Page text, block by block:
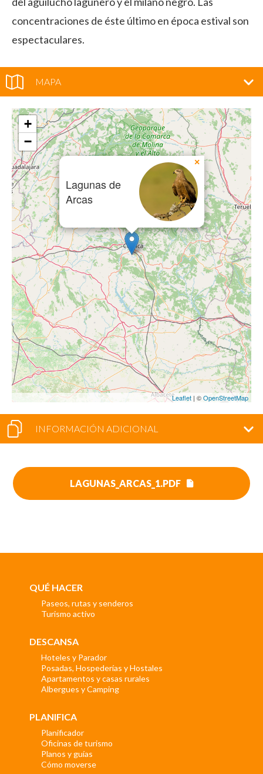
concentraciones de éste último en época estival son
espectaculares.
MAPA
Lagunas de
Arcas
×
+
−
Leaflet | ©OpenStreetMap
INFORMACIÓN ADICIONAL
LAGUNAS_ARCAS_1.PDF
QUÉ HACER
Paseos, rutas y senderos
Turismo activo
DESCANSA
Hoteles y Parador
Posadas, Hospederías y Hostales
Apartamentos y casas rurales
Albergues y Camping
PLANIFICA
Planificador
Oficinas de turismo
Planos y guías
Cómo moverse